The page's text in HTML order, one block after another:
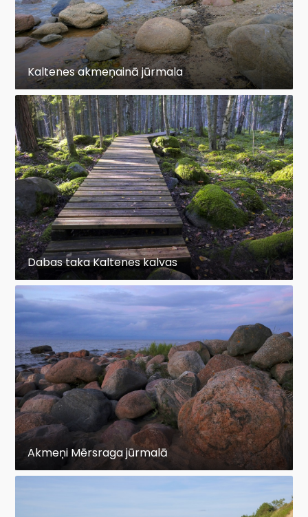
Kaltenes akmeņainā jūrmala
Dabas taka Kaltenes kalvas
Akmeņi Mērsraga jūrmalā